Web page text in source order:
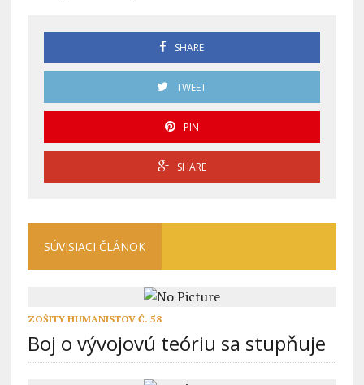
SHARE
TWEET
PIN
SHARE
SÚVISIACI ČLÁNOK
ZOŠITY HUMANISTOV Č. 58
Boj o vývojovú teóriu sa stupňuje